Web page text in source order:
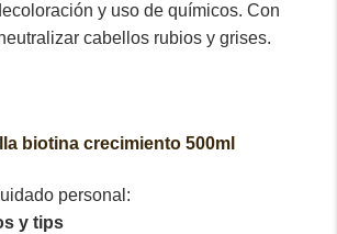
y uso de químicos. Con
cabellos rubios y grises.
biotina crecimiento 500ml
personal:
y tips